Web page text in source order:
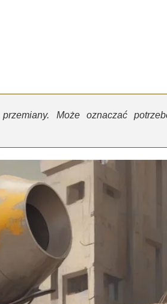
Może oznaczać